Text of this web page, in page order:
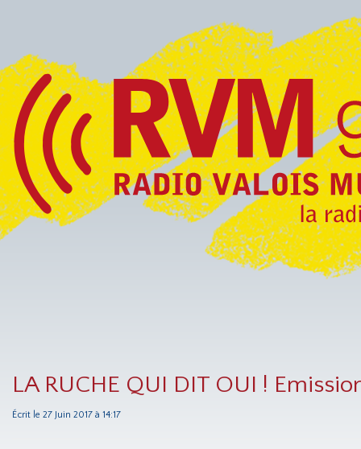
LA RUCHE QUI DIT OUI !
Écrit le 27 Juin 2017 à 14:17